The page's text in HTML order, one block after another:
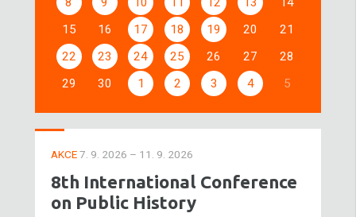
15
16 17 18 19 20
21
22
23 24 25 26 27
28
29
30 1 2 3 4 5
AKCE7. 9. 2026 – 11. 9. 2026
8th International Conference
on Public History